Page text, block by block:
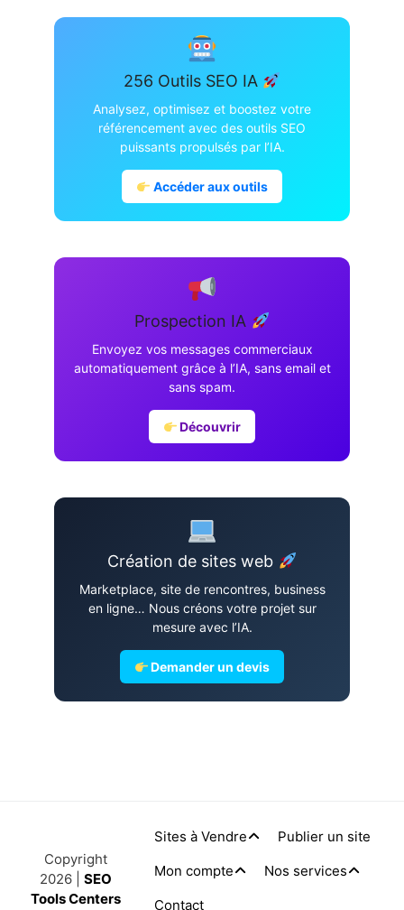
256 Outils SEO IA
Analysez, optimisez et boostez votre
référencement avec des outils SEO
puissants propulsés par l’IA.
Accéder aux outils
Prospection IA
Envoyez vos messages commerciaux
automatiquement grâce à l’IA, sans email et
sans spam.
Découvrir
Création de sites web
Marketplace, site de rencontres, business
en ligne… Nous créons votre projet sur
mesure avec l’IA.
Demander un devis
Copyright
2026 | SEO
Tools Centers
Sites à Vendre
Publier un site
Mon compte
Nos services
Contact